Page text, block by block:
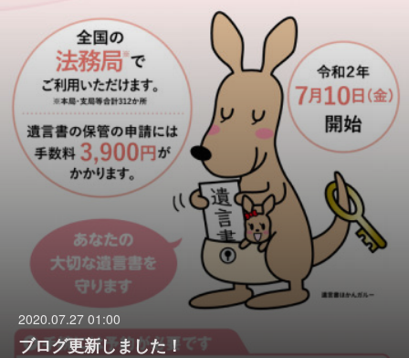
2020.07.27 01:00
ブログ更新しました！